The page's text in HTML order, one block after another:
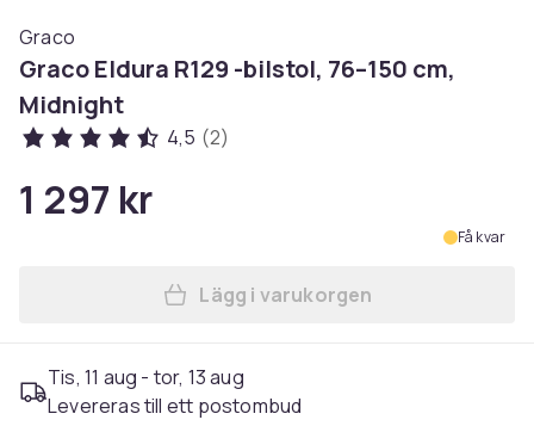
Graco
Graco Eldura R129 -bilstol, 76–150 cm,
Midnight
4,5 (2)
1 297 kr
Få kvar
Lägg till Graco Eldura
Lägg i varukorgen
Tis, 11 aug - tor, 13 aug
Levereras till ett postombud